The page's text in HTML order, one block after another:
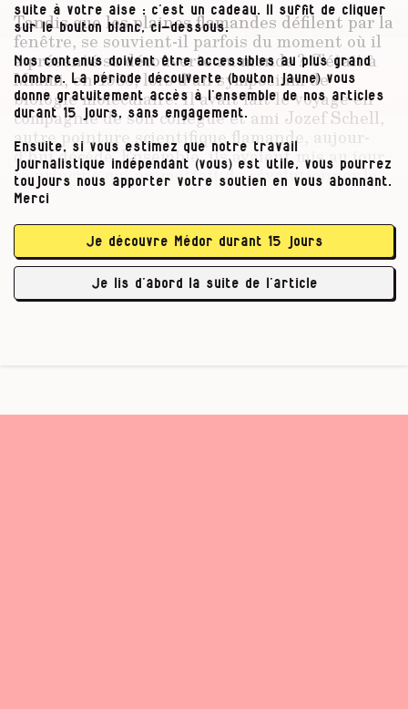
Tandis que les plaines flamandes défilent par la
fenêtre, se souvient-il parfois du moment où il
a présenté sa découverte au monde ? C’était à
Miami, en 1983, lors d’un symposium de
biologie moléculaire. Il avait fait le voyage en
compagnie de son collègue et ami Jozef Schell,
autre pointure scientifique flamande, aujour­­
d’hui décédé. Ensemble, ils avaient mis au jour
ce principe qui promettait de révolutionner la
science végétale : une bactérie du nom
utilisée comme véhicule pour transférer un
gène étranger dans une plante, ouvrant la
possibilité de lui conférer une propriété qu’elle
n’avait pas auparavant. …
suite à votre aise : c’est un cadeau. Il suffit de cliquer
sur le bouton blanc, ci-dessous.
Nos contenus doivent être accessibles au plus grand
nombre. La période découverte (bouton jaune) vous
donne gratuitement accès à l’ensemble de nos articles
durant 15 jours, sans engagement.
Ensuite, si vous estimez que notre travail
journalistique indépendant (vous) est utile, vous pourrez
toujours nous apporter votre soutien en vous abonnant.
Merci
Je découvre Médor durant 15 jours
Je lis d’abord la suite de l’article